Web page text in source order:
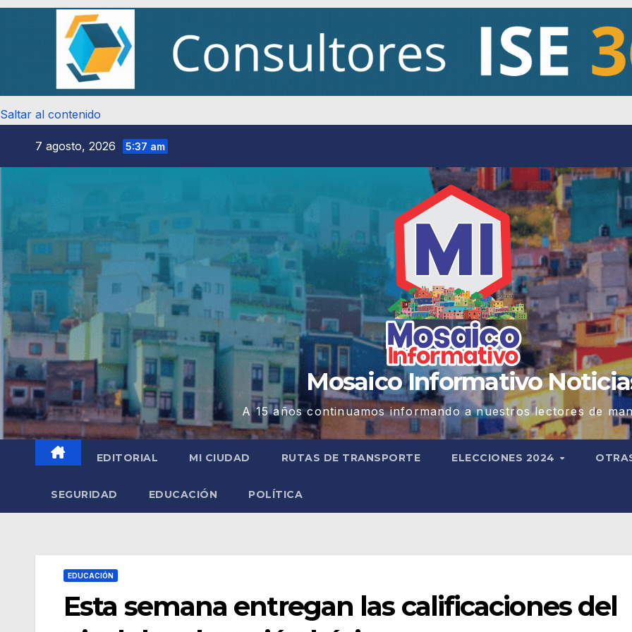
Saltar al contenido
7 agosto, 2026 5:37 am
Mosaico Informativo
A 15 años continuamos informando a nuestros lectores de
EDITORIAL MI CIUDAD RUTAS DE TRANSPORTE ELECCIONES 2024
SEGURIDAD EDUCACIÓN POLÍTICA
EDUCACIÓN
Esta semana entregan las calificaciones del